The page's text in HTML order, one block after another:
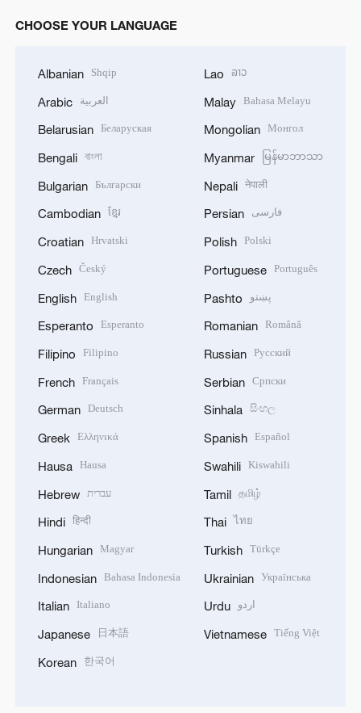
CHOOSE YOUR LANGUAGE
Albanian Shqip
Arabic العربية
Belarusian Беларуская
Bengali বাংলা
Bulgarian Български
Cambodian ខ្មែរ
Croatian Hrvatski
Czech Český
English English
Esperanto Esperanto
Filipino Filipino
French Français
German Deutsch
Greek Ελληνικά
Hausa Hausa
Hebrew עברית
Hindi हिन्दी
Hungarian Magyar
Indonesian Bahasa Indonesia
Italian Italiano
Japanese 日本語
Korean 한국어
Lao ລາວ
Malay Bahasa Melayu
Mongolian Монгол
Myanmar မြန်မာဘာသာ
Nepali नेपाली
Persian فارسی
Polish Polski
Portuguese Português
Pashto پښتو
Romanian Română
Russian Русский
Serbian Српски
Sinhala සිංහල
Spanish Español
Swahili Kiswahili
Tamil தமிழ்
Thai ไทย
Turkish Türkçe
Ukrainian Українська
Urdu اردو
Vietnamese Tiếng Việt